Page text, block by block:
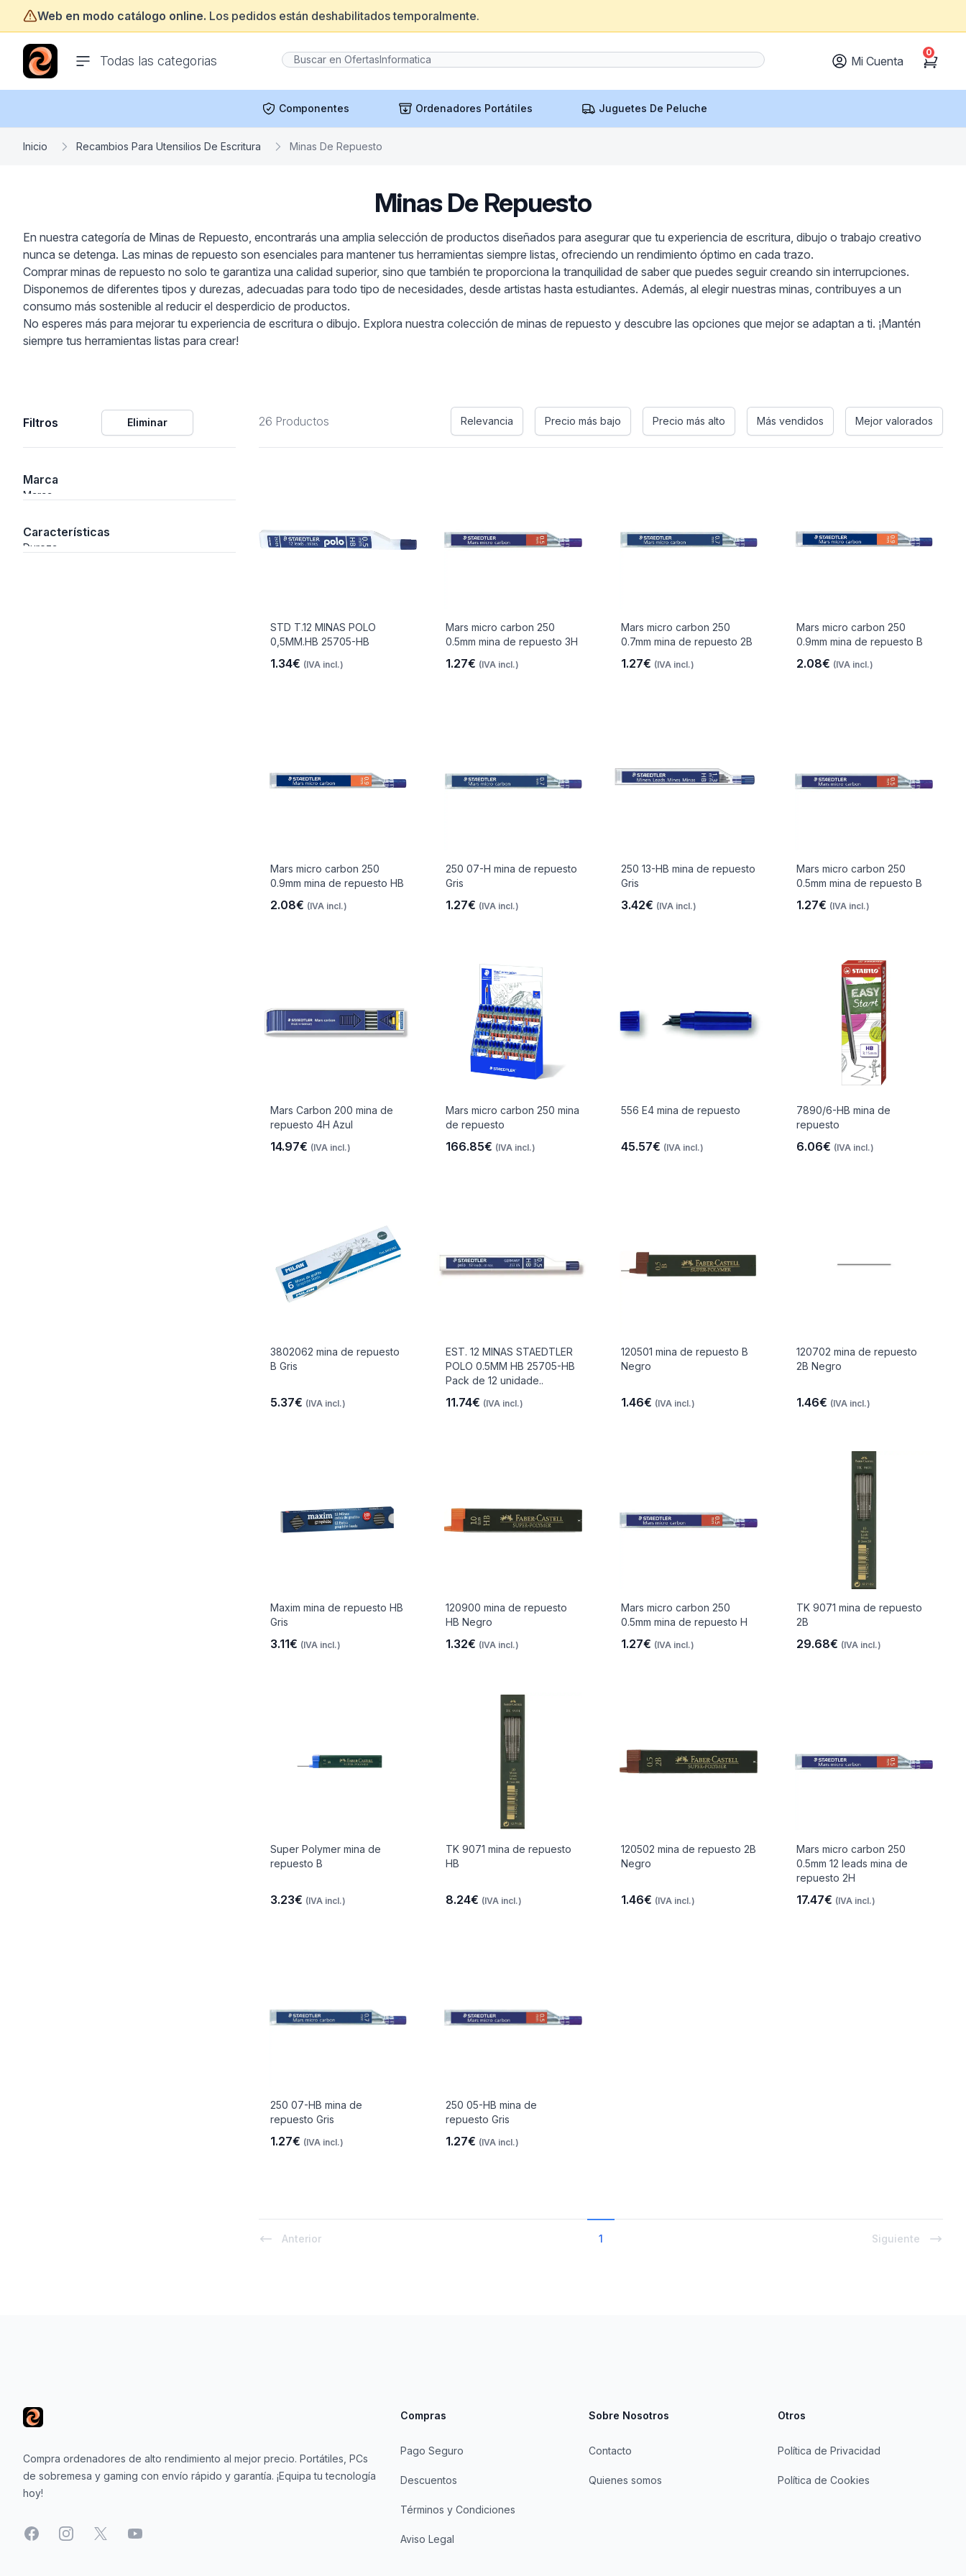
Web en modo catálogo online. Los pedidos están deshabilitados temporalmente.
Todas las categorias
ofertasinformatica.com
Mi Cuenta Cart
0
Componentes Ordenadores Portátiles Juguetes De Peluche
Inicio Recambios Para Utensilios De Escritura Minas De Repuesto
Minas De Repuesto
En nuestra categoría de Minas de Repuesto, encontrarás una amplia selección de productos diseñados para asegurar que tu experiencia de escritura, dibujo o trabajo creativo
nunca se detenga. Las minas de repuesto son esenciales para mantener tus herramientas siempre listas, ofreciendo un rendimiento óptimo en cada trazo.
Comprar minas de repuesto no solo te garantiza una calidad superior, sino que también te proporciona la tranquilidad de saber que puedes seguir creando sin interrupciones.
Disponemos de diferentes tipos y durezas, adecuadas para todo tipo de necesidades, desde artistas hasta estudiantes. Además, al elegir nuestras minas, contribuyes a un
consumo más sostenible al reducir el desperdicio de productos.
No esperes más para mejorar tu experiencia de escritura o dibujo. Explora nuestra colección de minas de repuesto y descubre las opciones que mejor se adaptan a ti. ¡Mantén
siempre tus herramientas listas para crear!
Filtros Eliminar
Marca
Marca
Características
Dureza
26 Productos Relevancia Precio más bajo Precio más alto Más vendidos Mejor valorados
STD T.12 MINAS POLO
0,5MM.HB 25705-HB
1.34€ (IVA incl.)
Mars micro carbon 250
0.5mm mina de repuesto 3H
1.27€ (IVA incl.)
Mars micro carbon 250
0.7mm mina de repuesto 2B
1.27€ (IVA incl.)
Mars micro carbon 250
0.9mm mina de repuesto B
2.08€ (IVA incl.)
Mars micro carbon 250
0.9mm mina de repuesto HB
2.08€ (IVA incl.)
250 07-H mina de repuesto
Gris
1.27€ (IVA incl.)
250 13-HB mina de repuesto
Gris
3.42€ (IVA incl.)
Mars micro carbon 250
0.5mm mina de repuesto B
1.27€ (IVA incl.)
Mars Carbon 200 mina de
repuesto 4H Azul
14.97€ (IVA incl.)
Mars micro carbon 250 mina
de repuesto
166.85€ (IVA incl.)
556 E4 mina de repuesto
45.57€ (IVA incl.)
7890/6-HB mina de
repuesto
6.06€ (IVA incl.)
3802062 mina de repuesto
B Gris
5.37€ (IVA incl.)
EST. 12 MINAS STAEDTLER
POLO 0.5MM HB 25705-HB
Pack de 12 unidade..
11.74€ (IVA incl.)
120501 mina de repuesto B
Negro
1.46€ (IVA incl.)
120702 mina de repuesto
2B Negro
1.46€ (IVA incl.)
Maxim mina de repuesto HB
Gris
3.11€ (IVA incl.)
120900 mina de repuesto
HB Negro
1.32€ (IVA incl.)
Mars micro carbon 250
0.5mm mina de repuesto H
1.27€ (IVA incl.)
TK 9071 mina de repuesto
2B
29.68€ (IVA incl.)
Super Polymer mina de
repuesto B
3.23€ (IVA incl.)
TK 9071 mina de repuesto
HB
8.24€ (IVA incl.)
120502 mina de repuesto 2B
Negro
1.46€ (IVA incl.)
Mars micro carbon 250
0.5mm 12 leads mina de
repuesto 2H
17.47€ (IVA incl.)
250 07-HB mina de
repuesto Gris
1.27€ (IVA incl.)
250 05-HB mina de
repuesto Gris
1.27€ (IVA incl.)
Anterior 1 Siguiente
Compra ordenadores de alto rendimiento al mejor precio. Portátiles, PCs
de sobremesa y gaming con envío rápido y garantía. ¡Equipa tu tecnología
hoy!
FacebookInstagram
X YouTube
Compras
Pago Seguro
Descuentos
Términos y Condiciones
Aviso Legal
Sobre Nosotros
Contacto
Quienes somos
Otros
Política de Privacidad
Política de Cookies